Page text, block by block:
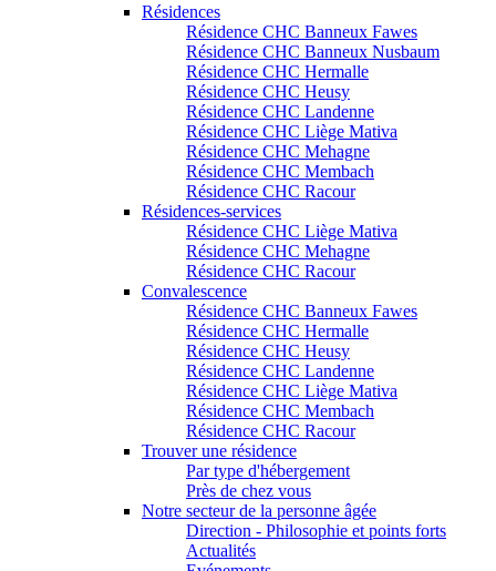
Résidences
Résidence CHC Banneux Fawes
Résidence CHC Banneux Nusbaum
Résidence CHC Hermalle
Résidence CHC Heusy
Résidence CHC Landenne
Résidence CHC Liège Mativa
Résidence CHC Mehagne
Résidence CHC Membach
Résidence CHC Racour
Résidences-services
Résidence CHC Liège Mativa
Résidence CHC Mehagne
Résidence CHC Racour
Convalescence
Résidence CHC Banneux Fawes
Résidence CHC Hermalle
Résidence CHC Heusy
Résidence CHC Landenne
Résidence CHC Liège Mativa
Résidence CHC Membach
Résidence CHC Racour
Trouver une résidence
Par type d'hébergement
Près de chez vous
Notre secteur de la personne âgée
Direction - Philosophie et points forts
Actualités